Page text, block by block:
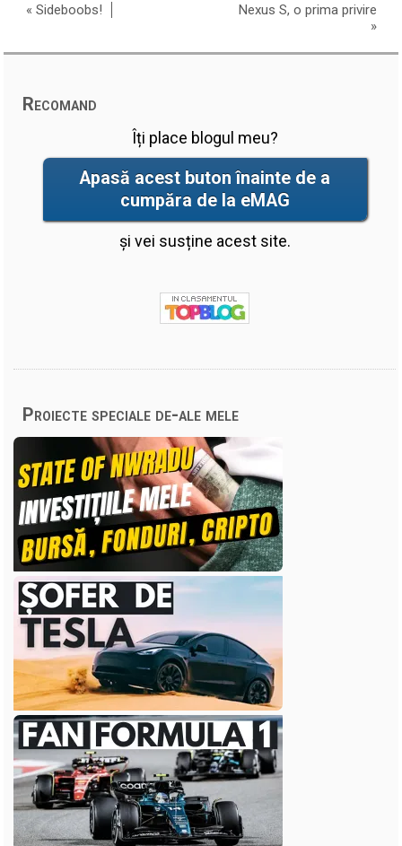
«Sideboobs!
Nexus S, o prima privire
»
Recomand
Îți place blogul meu?
Apasă acest buton înainte de a
cumpăra de la eMAG
și vei susține acest site.
Proiecte speciale de-ale mele